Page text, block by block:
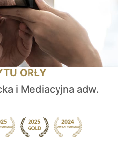
ORŁY
i Mediacyjna adw.